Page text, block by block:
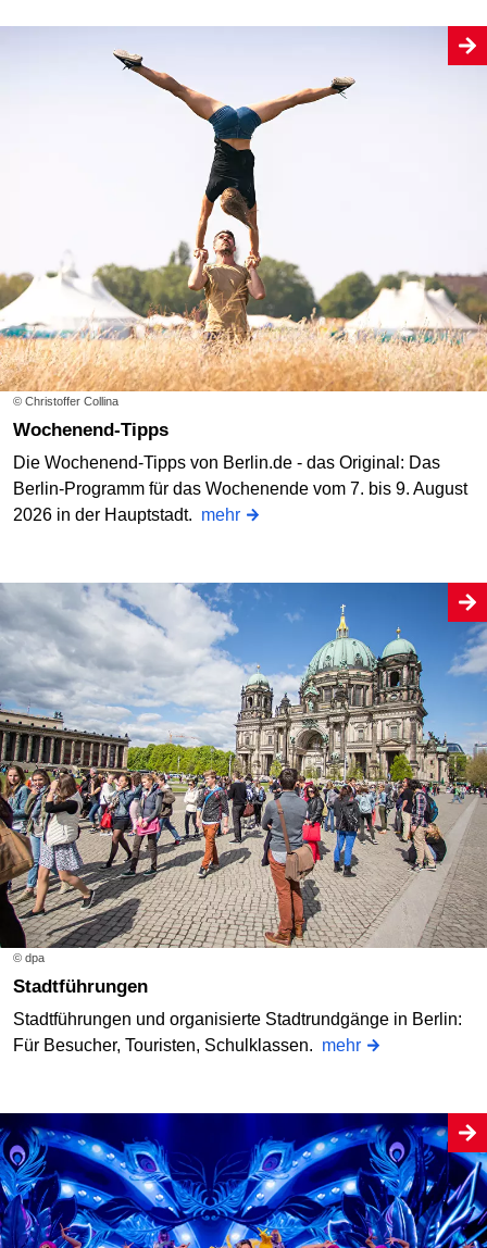
© Christoffer Collina
Wochenend-Tipps
Die Wochenend-Tipps von Berlin.de - das Original: Das
Berlin-Programm für das Wochenende vom 7. bis 9. August
2026 in der Hauptstadt. mehr
© dpa
Stadtführungen
Stadtführungen und organisierte Stadtrundgänge in Berlin:
Für Besucher, Touristen, Schulklassen. mehr